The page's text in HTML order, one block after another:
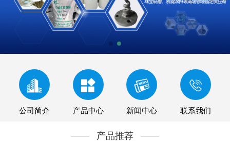
公司简介 产品中心 新闻中心 联系我们
产品推荐